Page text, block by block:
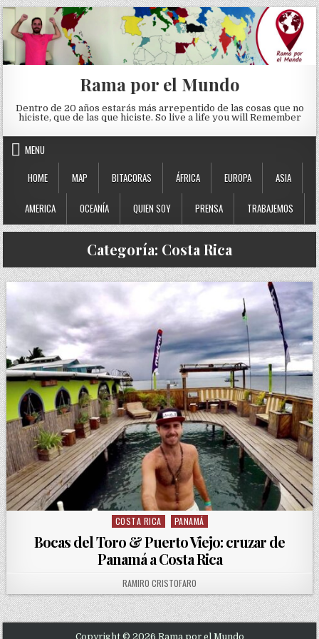
Skip to content
Rama por el Mundo
Dentro de 20 años estarás más arrepentido de las cosas que no
hiciste, que de las que hiciste. So live a life you will Remember
MENU
HOME
MAP BITACORAS ÁFRICA EUROPA ASIA
AMERICA OCEANÍA QUIEN SOY PRENSA TRABAJEMOS
Categoría: Costa Rica
Posted in
COSTA RICA PANAMÁ
Bocas del Toro & Puerto Viejo: cruzar de
Panamá a Costa Rica
AUTHOR:
RAMIRO CRISTOFARO